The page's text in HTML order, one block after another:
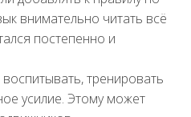
внимательно читать всё
постепенно и
тренировать
усилие. Этому может